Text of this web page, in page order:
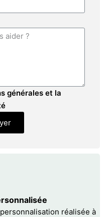
générales et la
réalisée à